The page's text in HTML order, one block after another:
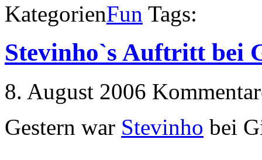
KategorienFun Tags:
Stevinho`s Auftritt bei
8. August 2006
Gestern war Stevinho bei